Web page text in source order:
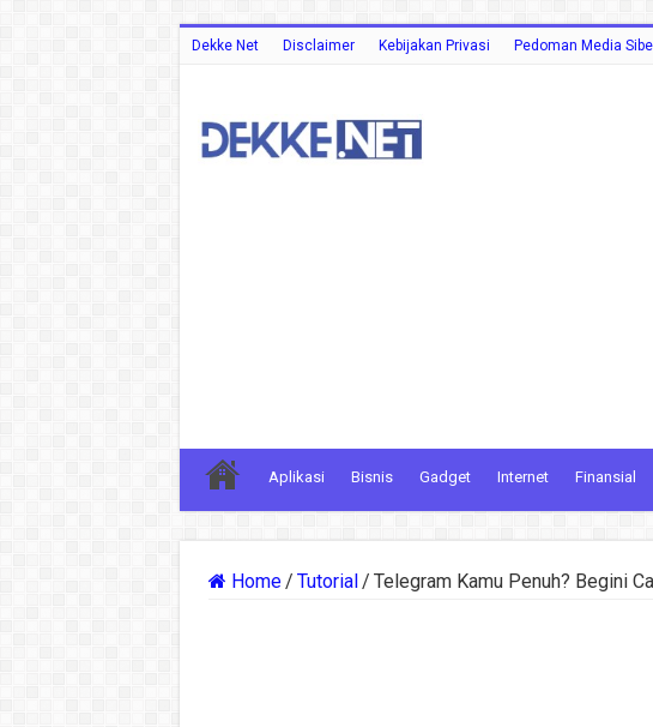
Dekke Net Disclaimer Kebijakan Privasi Pedoman Media
Aplikasi Bisnis Gadget Internet Finansial
Home/ Tutorial/ Telegram Kamu Penuh? Begini